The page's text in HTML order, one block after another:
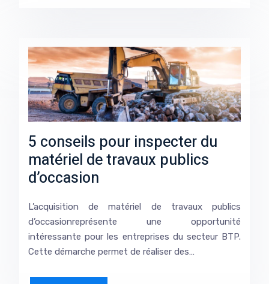
5 conseils pour inspecter du
matériel de travaux publics
d’occasion
L’acquisition de matériel de travaux publics
d’occasionreprésente une opportunité
intéressante pour les entreprises du secteur BTP.
Cette démarche permet de réaliser des…